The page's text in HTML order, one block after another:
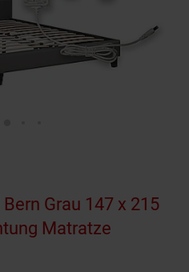
Grau 147 x 215
Matratze